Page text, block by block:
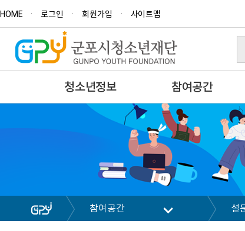
HOME 로그인 회원가입 사이트맵
청소년정보 참여공간
참여공간 설